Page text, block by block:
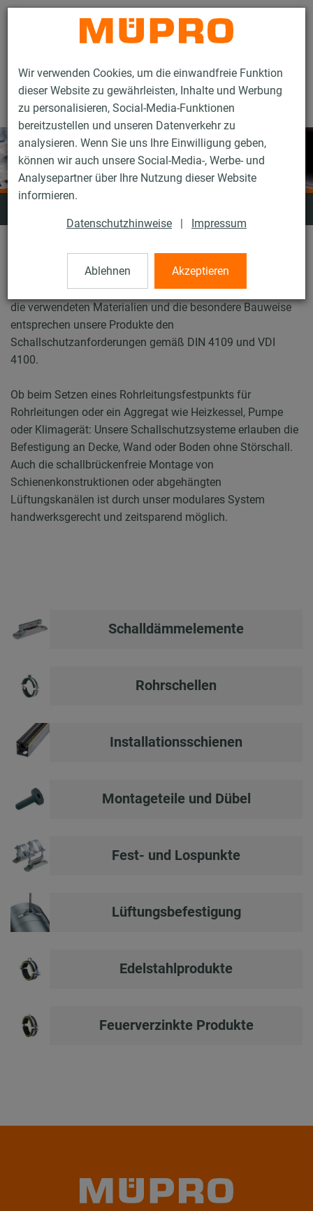
Wir verwenden Cookies, um die einwandfreie Funktion
dieser Website zu gewährleisten, Inhalte und Werbung
zu personalisieren, Social-Media-Funktionen
bereitzustellen und unseren Datenverkehr zu
analysieren. Wenn Sie uns Ihre Einwilligung geben,
können wir auch unsere Social-Media-, Werbe- und
Analysepartner über Ihre Nutzung dieser Website
informieren.
Datenschutzhinweise | Impressum
Ablehnen Akzeptieren
Kontakt
Störschallschäden gehören zu den teuersten Mängeln am
Bau. Eine schalltechnische Entkopplung zwischen
Rohrleitungen und Baukörper ist daher unerlässlich. Durch
die verwendeten Materialien und die besondere Bauweise
entsprechen unsere Produkte den
Schallschutzanforderungen gemäß DIN 4109 und VDI
4100.
Ob beim Setzen eines Rohrleitungsfestpunkts für
Rohrleitungen oder ein Aggregat wie Heizkessel, Pumpe
oder Klimagerät: Unsere Schallschutzsysteme erlauben die
Befestigung an Decke, Wand oder Boden ohne Störschall.
Auch die schallbrückenfreie Montage von
Schienenkonstruktionen oder abgehängten
Lüftungskanälen ist durch unser modulares System
handwerksgerecht und zeitsparend möglich.
Schalldämmelemente
Rohrschellen
Installationsschienen
Montageteile und Dübel
Fest- und Lospunkte
Lüftungsbefestigung
Edelstahlprodukte
Feuerverzinkte Produkte